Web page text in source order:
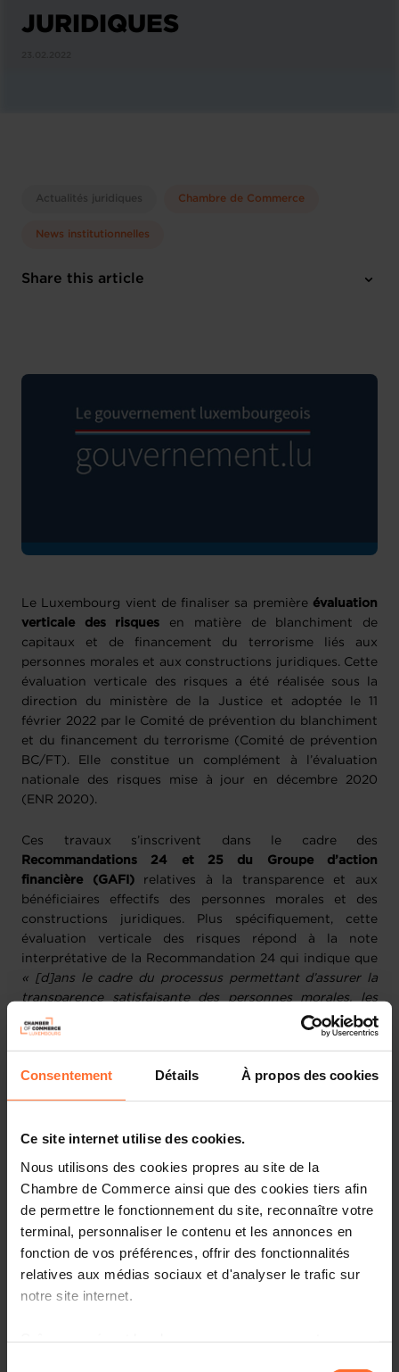
Consentement Détails À propos des cookies
Ce site internet utilise des cookies.
Nous utilisons des cookies propres au site de la
Chambre de Commerce ainsi que des cookies tiers afin
de permettre le fonctionnement du site, reconnaître votre
terminal, personnaliser le contenu et les annonces en
fonction de vos préférences, offrir des fonctionnalités
relatives aux médias sociaux et d'analyser le trafic sur
notre site internet.
JURIDIQUES
Actualités juridiques Chambre de Commerce
News institutionnelles
Share this article
Le Luxembourg vient de finaliser sa première évaluation
verticale des risques en matière de blanchiment de
capitaux et de financement du terrorisme liés aux
personnes morales et aux constructions juridiques. Cette
évaluation verticale des risques a été réalisée sous la
direction du ministère de la Justice et adoptée le 11
février 2022 par le Comité de prévention du blanchiment
et du financement du terrorisme (Comité de prévention
BC/FT). Elle constitue un complément à l’évaluation
nationale des risques mise à jour en décembre 2020
(ENR 2020).
Ces travaux s’inscrivent dans le cadre des
Recommandations 24 et 25 du Groupe d’action
financière (GAFI)relatives à la transparence et aux
bénéficiaires effectifs des personnes morales et des
constructions juridiques. Plus spécifiquement, cette
évaluation verticale des risques répond à la note
interprétative de la Recommandation 24 qui indique que
« [d]ans le cadre du processus permettant d’assurer la
transparence satisfaisante des personnes morales, les
pays devraient disposer de mécanismes qui […] évaluent
les risques de blanchiment de capitaux et de financement
morales créées dans le pays ».
risques est étroitement liée à l’ENR 2020, mais avec
L'analyse des risques se situe à deux niveaux :
Au premier niveau, le risque d'utilisation abusive des
entreprises luxembourgeoises à des fins de BC/FT
(lesrisques liés au secteur des entreprises) est
évalué en fonction de la capacité du Luxembourg à